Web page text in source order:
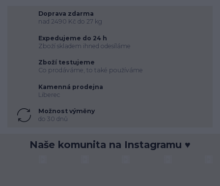
Doprava zdarma
nad 2490 Kč do 27 kg
Expedujeme do 24 h
Zboží skladem ihned odesíláme
Zboží testujeme
Co prodáváme, to také používáme
Kamenná prodejna
Liberec
Možnost výměny
do 30 dnů
Naše komunita na Instagramu ♥